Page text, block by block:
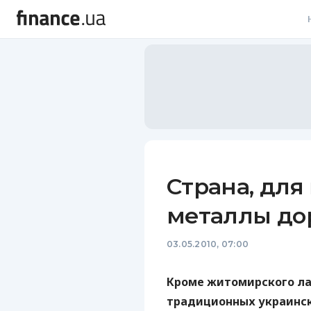
Страна,
металлы
03.05.2010, 07:00
Кроме житомирского
традиционных